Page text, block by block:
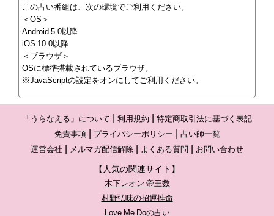
この占い番組は、次の環境でご利用ください。
＜OS＞
Android 5.0以降
iOS 10.0以降
＜ブラウザ＞
OSに標準搭載されているブラウザ。
※JavaScriptの設定をオンにしてご利用ください。
「うらなえる」について 利用規約
特定商取引法に基づく表記
免責事項
プライバシーポリシー
占い師一覧
運営会社
メルマガ配信解除 よくある質問 お問い合わせ
【人気の関連サイト】
木下レオン 帝王数
村野弘味の招運推命
Love Me Doの占い